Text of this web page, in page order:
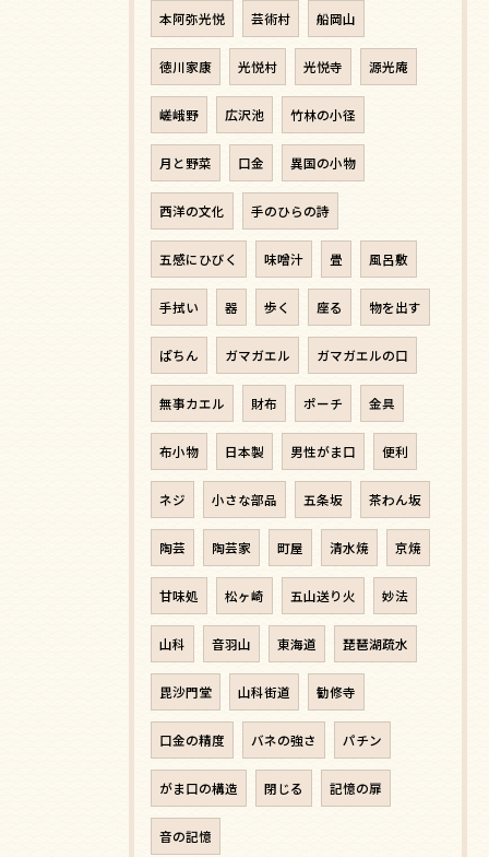
本阿弥光悦 芸術村 船岡山
徳川家康 光悦村 光悦寺 源光庵
嵯峨野 広沢池 竹林の小径
月と野菜 口金 異国の小物
西洋の文化 手のひらの詩
五感にひびく 味噌汁 畳 風呂敷
手拭い 器 歩く 座る 物を出す
ぱちん ガマガエル ガマガエルの口
無事カエル 財布 ポーチ 金具
布小物 日本製 男性がま口 便利
ネジ 小さな部品 五条坂 茶わん坂
陶芸 陶芸家 町屋 清水焼 京焼
甘味処 松ヶ崎 五山送り火 妙法
山科 音羽山 東海道 琵琶湖疏水
毘沙門堂 山科街道 勧修寺
口金の精度 バネの強さ パチン
がま口の構造 閉じる 記憶の扉
音の記憶